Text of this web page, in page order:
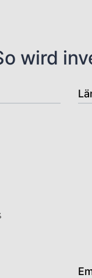
wird